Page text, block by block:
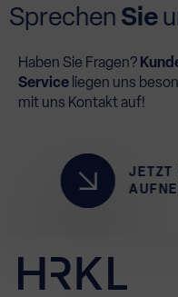
Sprechen Sie
Haben Sie Fragen?
Service liegen uns
mit uns Kontakt auf!
JETZT